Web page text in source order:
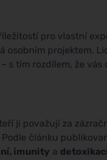
pro vlastní
osobním projektem.
– s tím rozdílem, že
ji považují za
článku
imunity a